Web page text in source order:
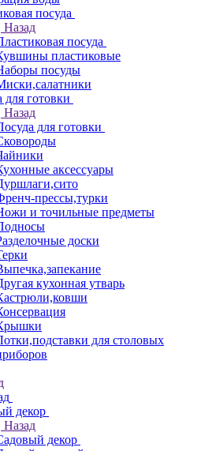
посуда
Назад
посуда
пластиковые
посуды
для готовки
Назад
для готовки
аксессуары
прессы,турки
и точильные предметы
доски
кухонная утварь
для столовых
декор
Назад
декор